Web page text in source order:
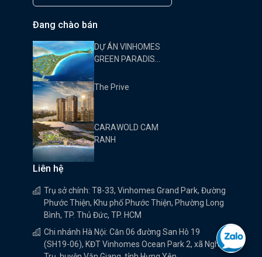
Liên hệ
Trụ sở chính: T8-33, Vinhomes Grand Park, Đường
Phước Thiện, Khu phố Phước Thiện, Phường Long
Bình, TP. Thủ Đức, TP. HCM
Chi nhánh Hà Nội: Căn 06 đường San Hô 19
(SH19-06), KĐT Vinhomes Ocean Park 2, xã Nghĩa
Đang chào bán
DỰ ÁN VINHOMES
GREEN PARADISE
The Prive
CARAWOLD CAM
RANH